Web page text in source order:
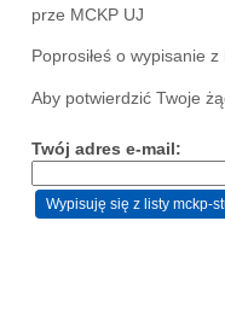
prze MCKP UJ
Poprosiłeś o wypisanie
Aby potwierdzić Twoje
Twój adres e-mail: